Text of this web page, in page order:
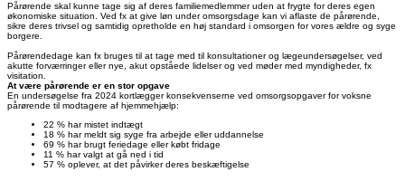
Pårørende skal kunne tage sig af deres familiemedlemmer uden at frygte for deres egen
økonomiske situation. Ved fx at give løn under omsorgsdage kan vi aflaste de pårørende,
sikre deres trivsel og samtidig opretholde en høj standard i omsorgen for vores ældre og syge
borgere.
Pårørendedage kan fx bruges til at tage med til konsultationer og lægeundersøgelser, ved
akutte forværringer eller nye, akut opståede lidelser og ved møder med myndigheder, fx
visitation.
At være pårørende er en stor opgave
En undersøgelse fra 2024 kortlægger konsekvenserne ved omsorgsopgaver for voksne
pårørende til modtagere af hjemmehjælp:
22 % har mistet indtægt
18 % har meldt sig syge fra arbejde eller uddannelse
69 % har brugt feriedage eller købt fridage
11 % har valgt at gå ned i tid
57 % oplever, at det påvirker deres beskæftigelse